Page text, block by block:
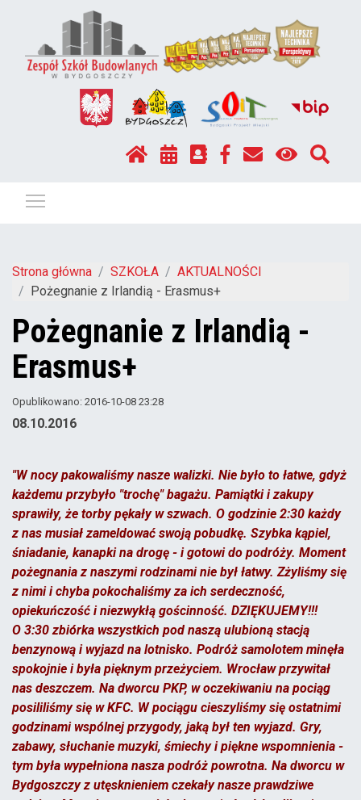
Strona główna SZKOŁA
AKTUALNOŚCI
Pożegnanie z Irlandią - Erasmus+
Pożegnanie z Irlandią -
Erasmus+
Opublikowano: 2016-10-08 23:28
08.10.2016
"W nocy pakowaliśmy nasze walizki. Nie było to łatwe, gdyż
każdemu przybyło "trochę" bagażu. Pamiątki i zakupy
sprawiły, że torby pękały w szwach. O godzinie 2:30 każdy
z nas musiał zameldować swoją pobudkę. Szybka kąpiel,
śniadanie, kanapki na drogę - i gotowi do podróży. Moment
pożegnania z naszymi rodzinami nie był łatwy. Zżyliśmy się
z nimi i chyba pokochaliśmy za ich serdeczność,
opiekuńczość i niezwykłą gościnność. DZIĘKUJEMY!!!
O 3:30 zbiórka wszystkich pod naszą ulubioną stacją
benzynową i wyjazd na lotnisko. Podróż samolotem minęła
spokojnie i była pięknym przeżyciem. Wrocław przywitał
nas deszczem. Na dworcu PKP, w oczekiwaniu na pociąg
posililiśmy się w KFC. W pociągu cieszyliśmy się ostatnimi
godzinami wspólnej przygody, jaką był ten wyjazd. Gry,
zabawy, słuchanie muzyki, śmiechy i piękne wspomnienia -
tym była wypełniona nasza podróż powrotna. Na dworcu w
Bydgoszczy z utęsknieniem czekały nasze prawdziwe